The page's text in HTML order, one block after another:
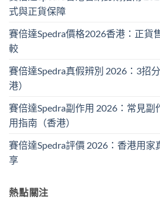
式與正貨保障
賽倍達Spedra價格2026香港：正貨
較
賽倍達Spedra真假辨別 2026：3招
港）
賽倍達Spedra副作用 2026：常見副
用指南（香港）
賽倍達Spedra評價 2026：香港用家
享
熱點關注